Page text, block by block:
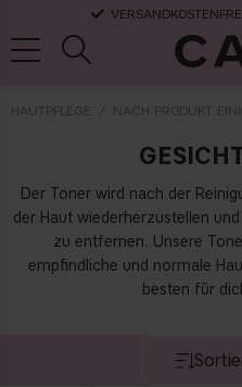
HAUTPFLEGE NACH PRODUKT
Der Toner wird nach der
der Haut wiederherzustellen
zu entfernen. Unsere
empfindliche und normale
besten für
kits & sets